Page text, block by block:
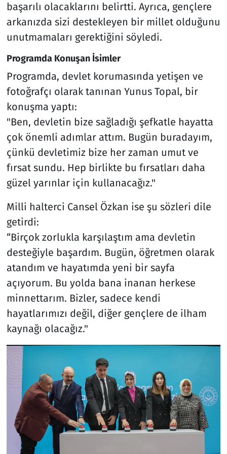
başarılı olacaklarını belirtti. Ayrıca, gençlere
arkanızda sizi destekleyen bir millet olduğunu
unutmamaları gerektiğini söyledi.
Programda Konuşan İsimler
Programda, devlet korumasında yetişen ve
fotoğrafçı olarak tanınan Yunus Topal, bir
konuşma yaptı:
"Ben, devletin bize sağladığı şefkatle hayatta
çok önemli adımlar attım. Bugün buradayım,
çünkü devletimiz bize her zaman umut ve
fırsat sundu. Hep birlikte bu fırsatları daha
güzel yarınlar için kullanacağız."
Milli halterci Cansel Özkan ise şu sözleri dile
getirdi:
“Birçok zorlukla karşılaştım ama devletin
desteğiyle başardım. Bugün, öğretmen olarak
atandım ve hayatımda yeni bir sayfa
açıyorum. Bu yolda bana inanan herkese
minnettarım. Bizler, sadece kendi
hayatlarımızı değil, diğer gençlere de ilham
kaynağı olacağız."